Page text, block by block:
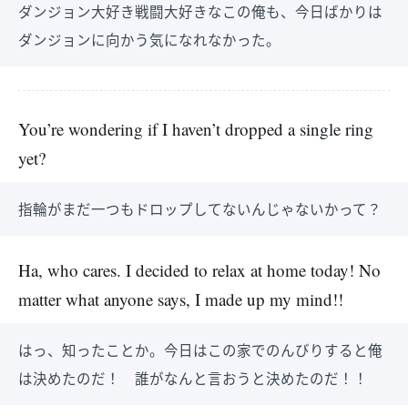
ダンジョン大好き戦闘大好きなこの俺も、今日ばかりは
ダンジョンに向かう気になれなかった。
You’re wondering if I haven’t dropped a single ring
yet?
指輪がまだ一つもドロップしてないんじゃないかって？
Ha, who cares. I decided to relax at home today! No
matter what anyone says, I made up my mind!!
はっ、知ったことか。今日はこの家でのんびりすると俺
は決めたのだ！ 誰がなんと言おうと決めたのだ！！